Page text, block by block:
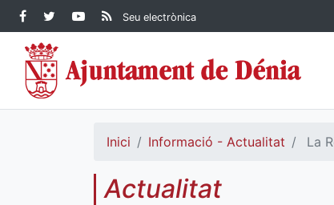
Contingut principal
Facebook Ajuntament de
Dénia
Twitter Ajuntament de
Dénia
YouTube Ajuntament
de Dénia
RSS Actualitat
Ajuntament de
Seu electrònica
Inici Informació - Actualitat La
Actualitat